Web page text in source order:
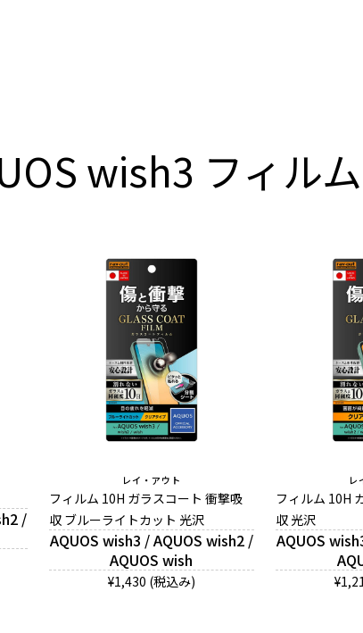
wish3 フィルム
/
レイ・アウト
フィルム 10H ガラスコート 衝撃吸
収 ブルーライトカット 光沢
AQUOS wish3 / AQUOS wish2 /
AQUOS wish
¥1,430 (税込み)
レ
フィルム 10H
収 光沢
AQUOS